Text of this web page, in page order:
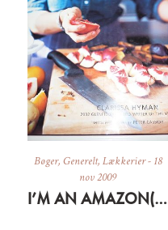
Bøger, Generelt, Lækkerier- 18
nov 2009
I’M AN AMAZON(E) AND A JEWISH WANNABE